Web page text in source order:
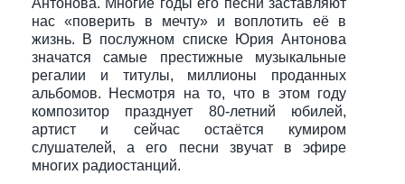
Антонова. Многие годы его песни заставляют
нас «поверить в мечту» и воплотить её в
жизнь. В послужном списке Юрия Антонова
значатся самые престижные музыкальные
регалии и титулы, миллионы проданных
альбомов. Несмотря на то, что в этом году
композитор празднует 80-летний юбилей,
артист и сейчас остаётся кумиром
слушателей, а его песни звучат в эфире
многих радиостанций.